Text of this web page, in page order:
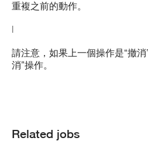
重複之前的動作。
|
請注意，如果上一個操作是“撤消
消”操作。
Related jobs